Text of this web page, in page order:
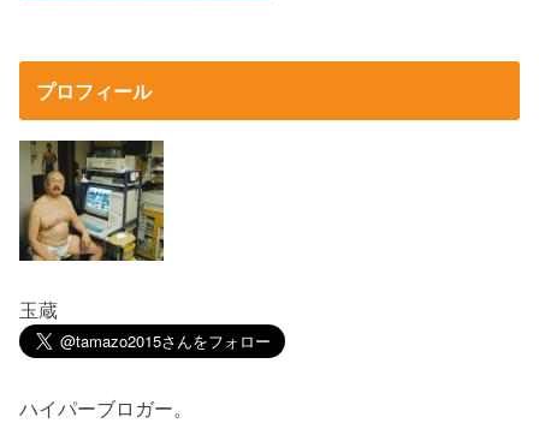
プロフィール
玉蔵
ハイパーブロガー。